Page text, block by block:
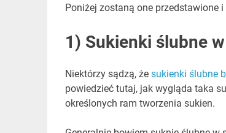
Poniżej zostaną one przedstawione i
1) Sukienki ślubne
Niektórzy sądzą, że sukienki ślubne
powiedzieć tutaj, jak wygląda taka
określonych ram tworzenia sukien.